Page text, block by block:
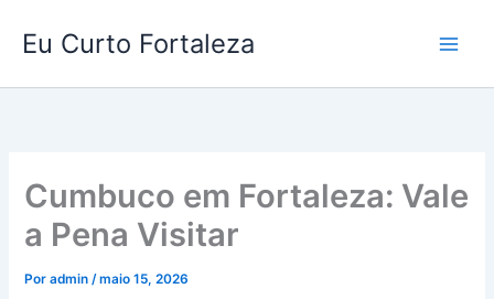
para
conteúdo
Eu Curto Fortaleza
Cumbuco em Fortaleza: Vale
a Pena Visitar
Poradmin/maio 15, 2026